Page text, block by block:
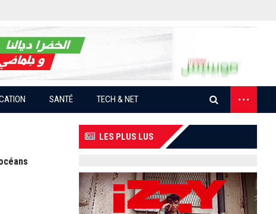
SANTÉ TECH & NET ...
LES PLUS LUS